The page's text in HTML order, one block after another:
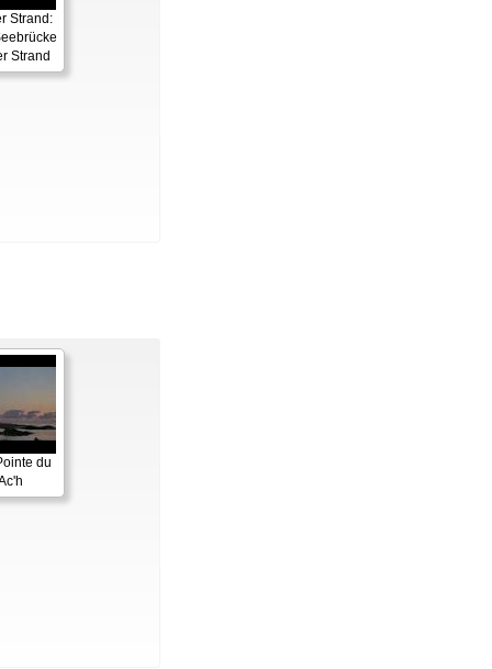
Strand:
Strand
du